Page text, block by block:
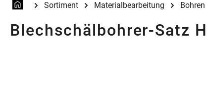
Sortiment Materialbearbeitung Bohren
Blechschälbohrer-Satz